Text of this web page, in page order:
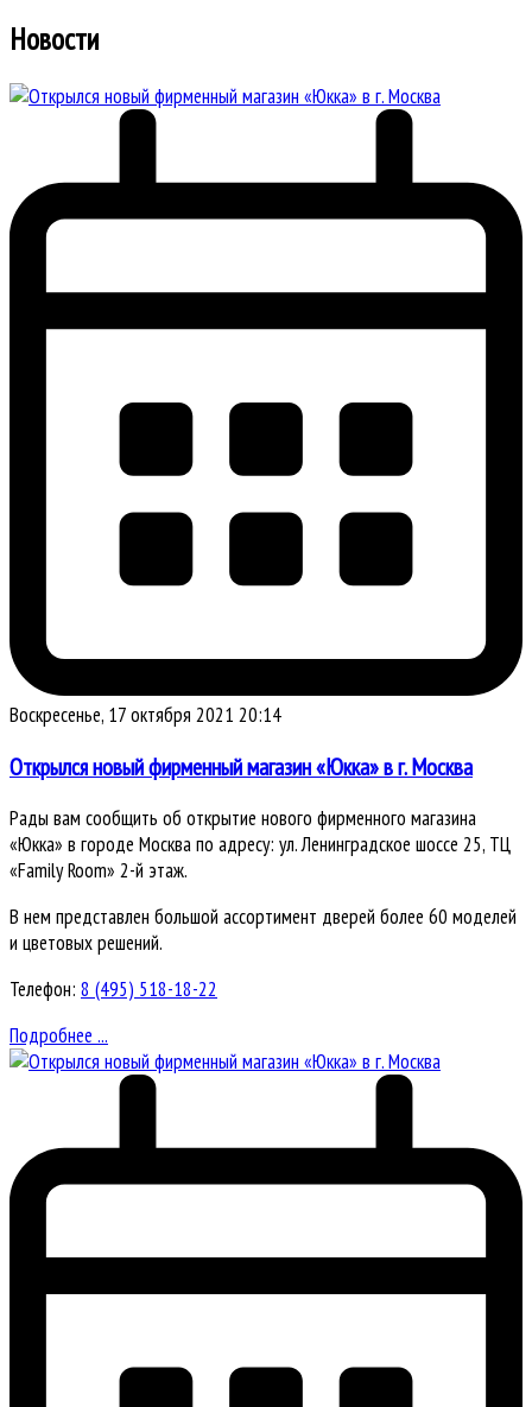
Новости
Воскресенье, 17 октября 2021 20:14
Открылся новый фирменный магазин «Юкка» в г. Москва
Рады вам сообщить об открытие нового фирменного магазина
«Юкка» в городе Москва по адресу: ул. Ленинградское шоссе 25, ТЦ
«Family Room» 2-й этаж.
В нем представлен большой ассортимент дверей более 60 моделей
и цветовых решений.
Телефон: 8 (495) 518-18-22
Подробнее ...